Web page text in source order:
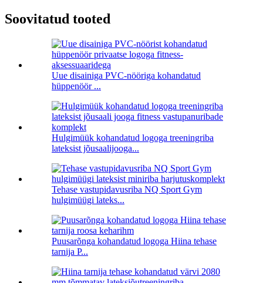
Soovitatud tooted
Uue disainiga PVC-nööriga kohandatud
hüppenöör ...
Hulgimüük kohandatud logoga treeningriba
lateksist jõusaalijooga...
Tehase vastupidavusriba NQ Sport Gym
hulgimüügi lateks...
Puusarõnga kohandatud logoga Hiina tehase
tarnija P...